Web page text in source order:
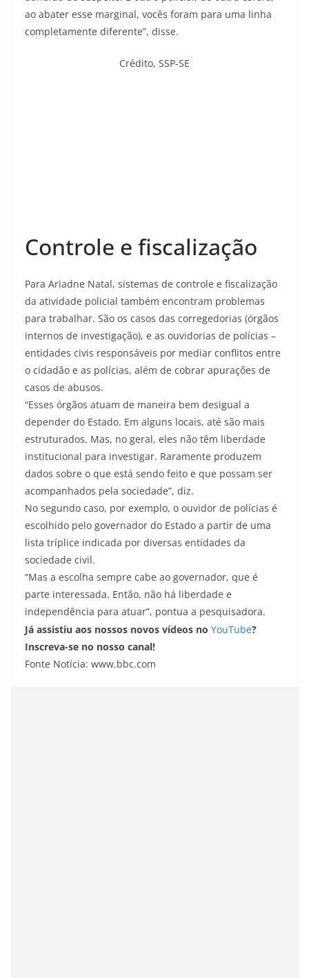
ao abater esse marginal, vocês foram para uma linha
completamente diferente”, disse.
Crédito, SSP-SE
Controle e fiscalização
Para Ariadne Natal, sistemas de controle e fiscalização
da atividade policial também encontram problemas
para trabalhar. São os casos das corregedorias (órgãos
internos de investigação), e as ouvidorias de polícias –
entidades civis responsáveis por mediar conflitos entre
o cidadão e as polícias, além de cobrar apurações de
casos de abusos.
“Esses órgãos atuam de maneira bem desigual a
depender do Estado. Em alguns locais, até são mais
estruturados. Mas, no geral, eles não têm liberdade
institucional para investigar. Raramente produzem
dados sobre o que está sendo feito e que possam ser
acompanhados pela sociedade”, diz.
No segundo caso, por exemplo, o ouvidor de polícias é
escolhido pelo governador do Estado a partir de uma
lista tríplice indicada por diversas entidades da
sociedade civil.
“Mas a escolha sempre cabe ao governador, que é
parte interessada. Então, não há liberdade e
independência para atuar”, pontua a pesquisadora.
Já assistiu aos nossos novos vídeos no YouTube?
Inscreva-se no nosso canal!
Fonte Notícia: www.bbc.com